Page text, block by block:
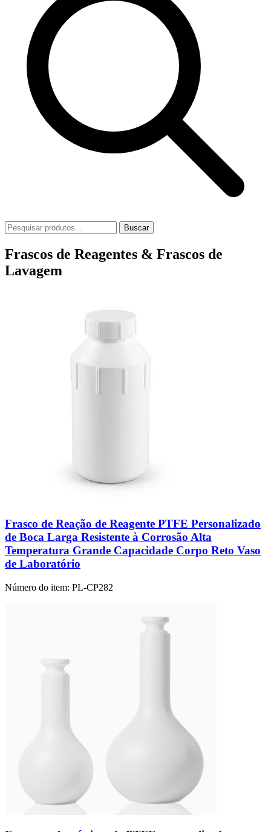
Buscar
Frascos de Reagentes & Frascos de
Lavagem
Frasco de Reação de Reagente PTFE Personalizado
de Boca Larga Resistente à Corrosão Alta
Temperatura Grande Capacidade Corpo Reto Vaso
de Laboratório
Número do item: PL-CP282